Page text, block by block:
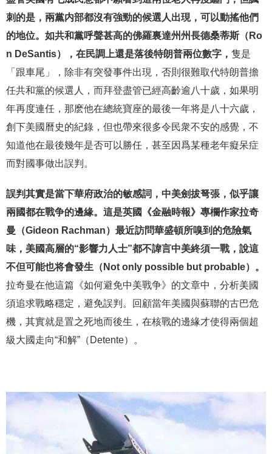
刺的是，兩黨内部都沒有強勁的候選人出現，可以動搖他們
的地位。如共和黨呼聲甚高的佛羅裏達州州長德桑蒂斯（Ro
n DeSantis），在民調上還是落後特朗普兩位數字， 隻是
「跟車尾」，除非有突發事件出現，否則很難取代特朗普擔
任共和黨的候選人，而拜登盡管已經高齡逾八十歲，如果明
年再度連任，那麽他在總統寶座的最後一年将是八十六歲，
創下美國曆史的紀錄，但也帶來很多令民衆不安的感覺，不
知道他在最後幾年是否可以勝任，甚至因爲某種老年癡呆症
而對國事做出誤判。
誤判其實是當下華府政治的敏感詞，中美劍拔弩張，似乎讓
兩國都在戰争的邊緣。這是英國《金融時報》專欄作家拉奇
曼（Gideon Rachman）最近訪問華盛頓所嗅到的危險氣
味，美國高層的“影響力人士”都不諱言中美終須一戰，說這
不但可能也将會發生（Not only possible but probable）。
拉奇曼在他這篇《如何避免中美戰争》的文章中，分析美國
須追求戰略穩定，避免誤判。回顧當年美國與蘇聯的古巴危
機，其實就是置之死地而後生，在核戰的邊緣才使得兩個超
級大國走向“和解”（Detente）。